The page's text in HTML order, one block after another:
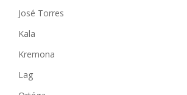
José Torres
Kala
Kremona
Lag